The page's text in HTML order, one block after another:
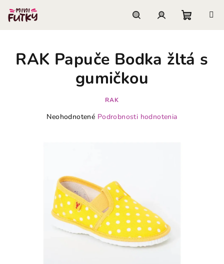
obsah
košík
RAK Papuče Bodka žltá s
gumičkou
RAK
Priemerné
hviezdičiek.
Neohodnotené Podrobnosti hodnotenia